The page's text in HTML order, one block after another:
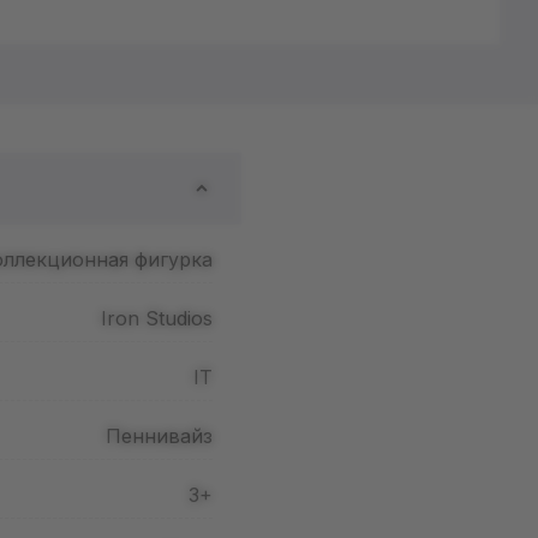
фигурка
Iron Studios
IT
Пеннивайз
3+